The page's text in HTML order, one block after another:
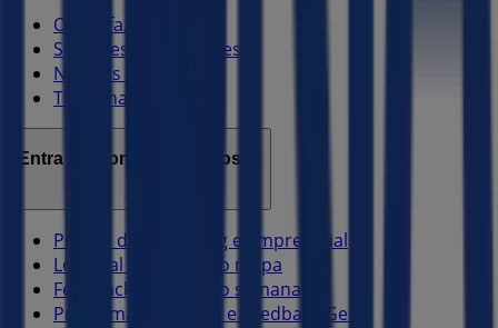
O que fazemos
Soluções para empresas
Notícias e media
Trabalha conosco
Entra em contacto connosco
Pedido de marketing e empresarial
Loja mal colocada no mapa
Feedback de anúncio semanal
Problemas Técnicos e Feedback Geral